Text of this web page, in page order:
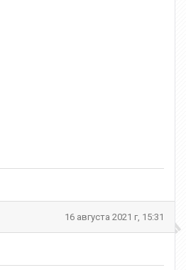
16 августа 2021 г, 15:31